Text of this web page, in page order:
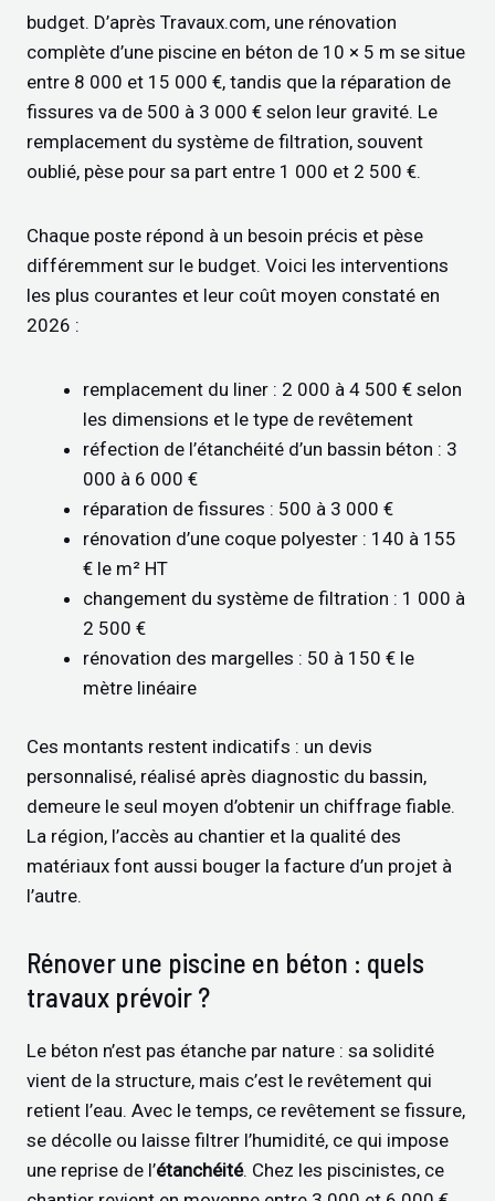
budget. D’après Travaux.com, une rénovation
complète d’une piscine en béton de 10 × 5 m se situe
entre 8 000 et 15 000 €, tandis que la réparation de
fissures va de 500 à 3 000 € selon leur gravité. Le
remplacement du système de filtration, souvent
oublié, pèse pour sa part entre 1 000 et 2 500 €.
Chaque poste répond à un besoin précis et pèse
différemment sur le budget. Voici les interventions
les plus courantes et leur coût moyen constaté en
2026 :
remplacement du liner : 2 000 à 4 500 € selon
les dimensions et le type de revêtement
réfection de l’étanchéité d’un bassin béton : 3
000 à 6 000 €
réparation de fissures : 500 à 3 000 €
rénovation d’une coque polyester : 140 à 155
€ le m² HT
changement du système de filtration : 1 000 à
2 500 €
rénovation des margelles : 50 à 150 € le
mètre linéaire
Ces montants restent indicatifs : un devis
personnalisé, réalisé après diagnostic du bassin,
demeure le seul moyen d’obtenir un chiffrage fiable.
La région, l’accès au chantier et la qualité des
matériaux font aussi bouger la facture d’un projet à
l’autre.
Rénover une piscine en béton : quels
travaux prévoir ?
Le béton n’est pas étanche par nature : sa solidité
vient de la structure, mais c’est le revêtement qui
retient l’eau. Avec le temps, ce revêtement se fissure,
se décolle ou laisse filtrer l’humidité, ce qui impose
une reprise de l’étanchéité. Chez les piscinistes, ce